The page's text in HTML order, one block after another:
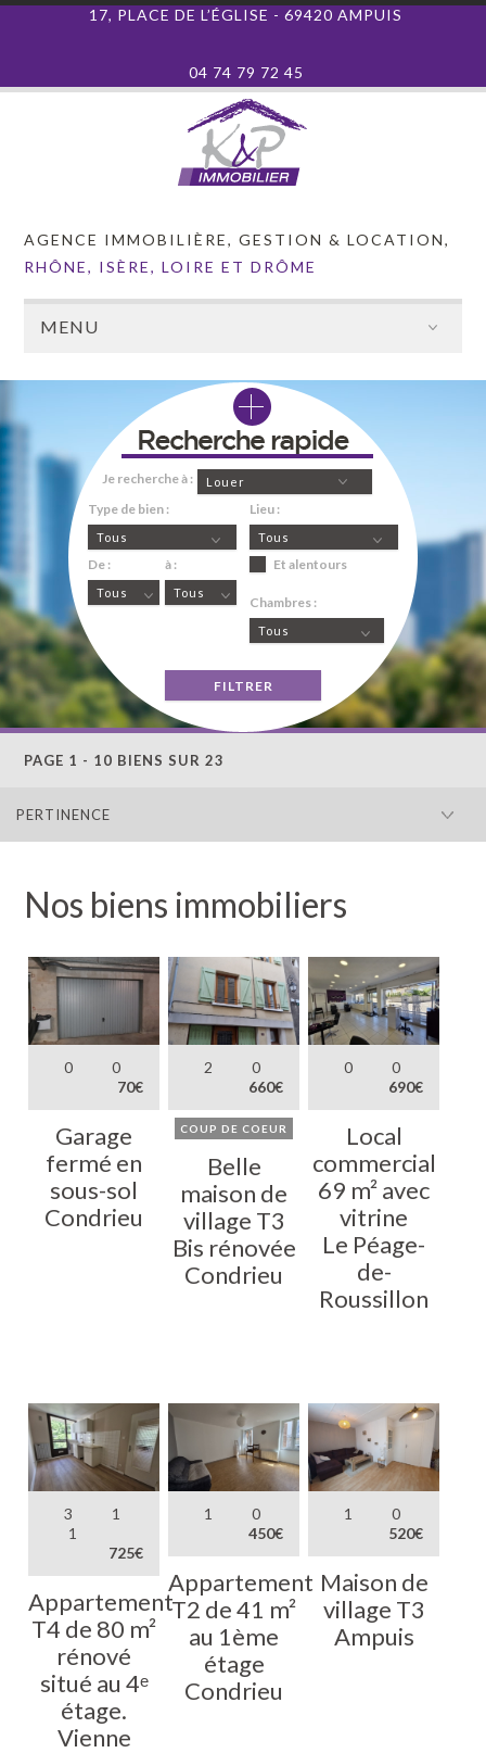
17, PLACE DE L’ÉGLISE - 69420 AMPUIS
04 74 79 72 45
AGENCE IMMOBILIÈRE, GESTION & LOCATION,
RHÔNE, ISÈRE, LOIRE ET DRÔME
MENU
Je recherche à : Louer
Type de bien :
Tous
De :
Tous
à :
Tous
Lieu :
Tous
Et alentours
Chambres :
Tous
PAGE 1 - 10 BIENS SUR 23
PERTINENCE
Nos biens immobiliers
0
0
70€
Garage
fermé en
sous-sol
Condrieu
2
0
660€
COUP DE COEUR
Belle
maison de
village T3
Bis rénovée
Condrieu
0
0
690€
Local
commercial
69 m² avec
vitrine
Le Péage-
de-
Roussillon
3
1
1
725€
Appartement
T4 de 80 m²
rénové
situé au 4ᵉ
étage.
Vienne
1
0
450€
Appartement
T2 de 41 m²
au 1ème
étage
Condrieu
1
0
520€
Maison de
village T3
Ampuis